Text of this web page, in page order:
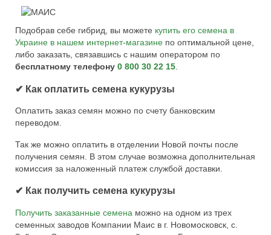
Подобрав себе гибрид, вы можете купить его семена в
Украине в нашем интернет-магазине по оптимальной цене,
либо заказать, связавшись с нашим оператором по
бесплатному телефону 0 800 30 22 15.
✔ Как оплатить семена кукурузы
Оплатить заказ семян можно по счету банковским
переводом.
Так же можно оплатить в отделении Новой почты после
получения семян. В этом случае возможна дополнительная
комиссия за наложенный платеж службой доставки.
✔ Как получить семена кукурузы
Получить заказанные семена можно на одном из трех
семенных заводов Компании Маис в г. Новомосковск, с.